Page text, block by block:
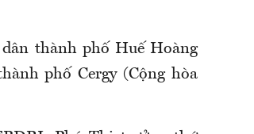
thành phố Huế Hoàng
phố Cergy (Cộng hòa